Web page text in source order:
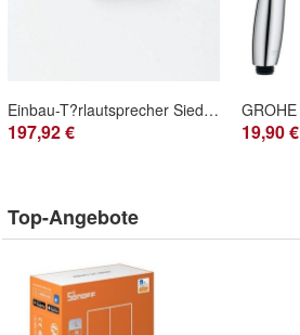
Einbau-T?rlautsprecher Siedle TLE 051-02 f?r Sprechanlagen
197,92 € 19,90 €
Top-Angebote